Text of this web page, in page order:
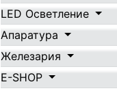
LED Осветление
Апаратура
Железария
E-SHOP